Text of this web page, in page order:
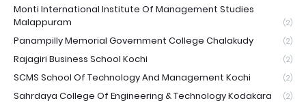
Monti International Institute Of Management Studies
Malappuram
(2)
Panampilly Memorial Government College Chalakudy (2)
Rajagiri Business School Kochi (2)
SCMS School Of Technology And Management Kochi (2)
Sahrdaya College Of Engineering & Technology Kodakara (2)